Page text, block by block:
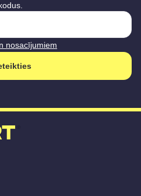
nosacījumiem